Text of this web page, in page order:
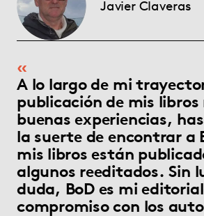
Javier Claveras
A lo largo de mi
publicación de mis
buenas experiencias,
la suerte de encontrar a
mis libros están
algunos reeditados. Sin
duda, BoD es mi
compromiso con los